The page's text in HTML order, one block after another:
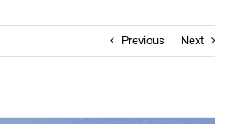
Previous Next